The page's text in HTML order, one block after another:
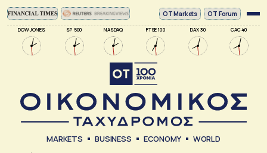
DOW JONES SP 500 NASDAQ FTSE 100 DAX 30 CAC 40
ΟΤ Markets OT Forum
MARKETS BUSINESS ECONOMY WORLD